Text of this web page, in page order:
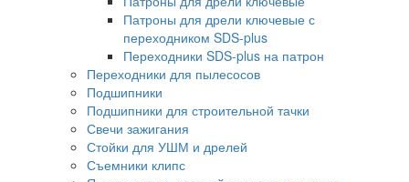
Патроны для дрели ключевые с
переходником SDS-plus
Переходники SDS-plus на патрон
Переходники для пылесосов
Подшипники
Подшипники для строительной тачки
Свечи зажигания
Стойки для УШМ и дрелей
Съемники клипс